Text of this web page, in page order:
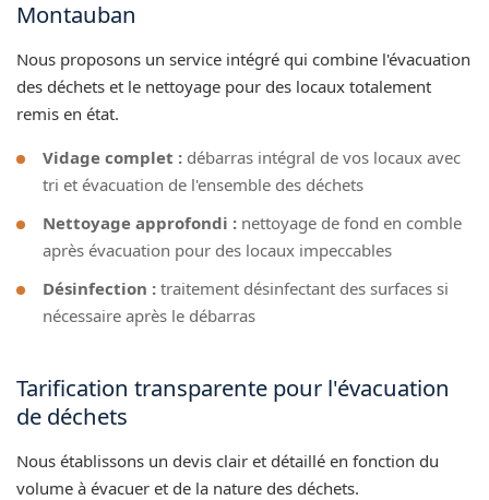
Montauban
Nous proposons un service intégré qui combine l'évacuation
des déchets et le nettoyage pour des locaux totalement
remis en état.
Vidage complet : débarras intégral de vos locaux avec
tri et évacuation de l'ensemble des déchets
Nettoyage approfondi : nettoyage de fond en comble
après évacuation pour des locaux impeccables
Désinfection : traitement désinfectant des surfaces si
nécessaire après le débarras
Tarification transparente pour l'évacuation
de déchets
Nous établissons un devis clair et détaillé en fonction du
volume à évacuer et de la nature des déchets.